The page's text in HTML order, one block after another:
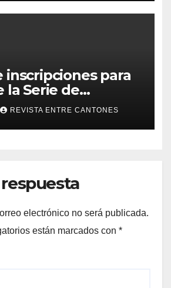
inscripciones para
la Serie de
en Playa Hermosa
REVISTA ENTRE CANTONES
electrónico no será publicada.
están marcados con *